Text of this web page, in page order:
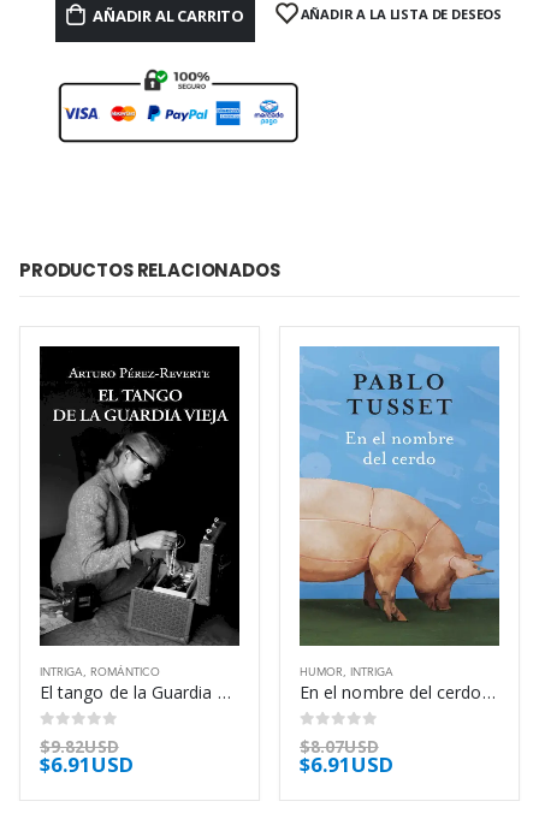
AÑADIR AL CARRITO AÑADIR A LA LISTA DE DESEOS
PRODUCTOS RELACIONADOS
INTRIGA, ROMÁNTICO
El tango de la Guardia Vieja – Arturo Pérez-Reverte
0out of 5
$9.82USD
$6.91USD
HUMOR , INTRIGA
En el nombre del cerdo – Pablo Tusset
0out of 5
$8.07USD
$6.91USD